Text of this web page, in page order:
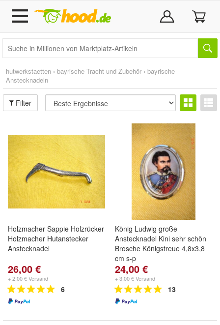
hutwerkstaetten › bayrische Tracht und Zubehör › bayrische
Anstecknadeln
Filter
Holzmacher Sappie Holzrücker
Holzmacher Hutanstecker
Anstecknadel
26,00 €
+ 2,00 € Versand
6
König Ludwig große
Anstecknadel Kini sehr schön
Brosche Königstreue 4,8x3,8
cm s-p
24,00 €
+ 3,00 € Versand
13